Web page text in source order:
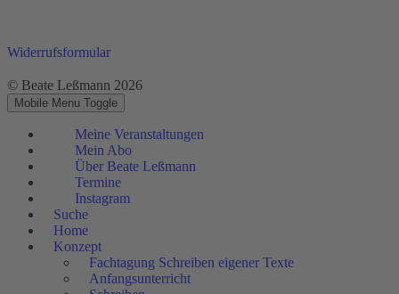
Widerrufsformular
© Beate Leßmann 2026
Mobile Menu Toggle
Meine Veranstaltungen
Mein Abo
Über Beate Leßmann
Termine
Instagram
Suche
Home
Konzept
Fachtagung Schreiben eigener Texte
Anfangsunterricht